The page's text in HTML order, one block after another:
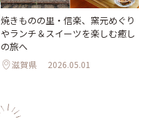
焼きものの里・信楽、窯元めぐり
やランチ＆スイーツを楽しむ癒し
の旅へ
滋賀県 2026.05.01